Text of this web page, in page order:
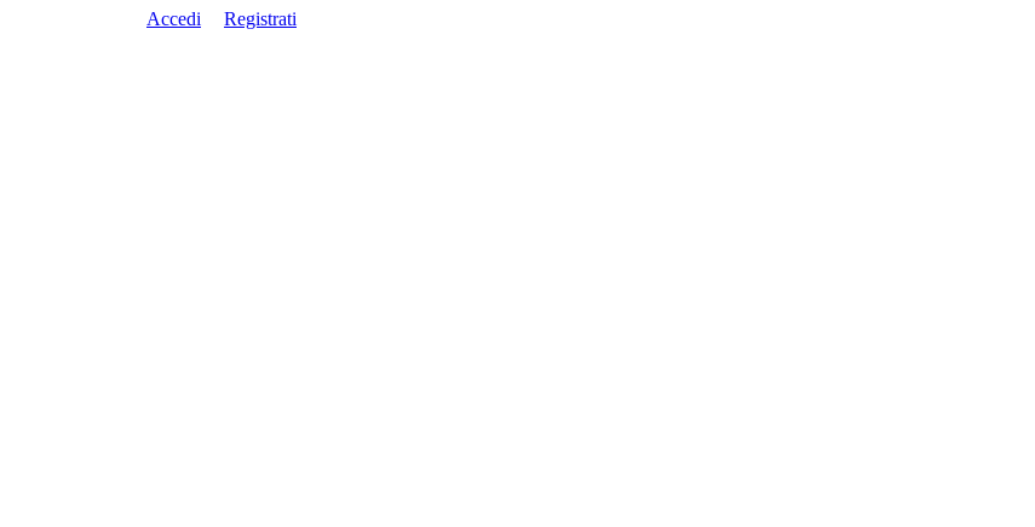
Accedi Registrati